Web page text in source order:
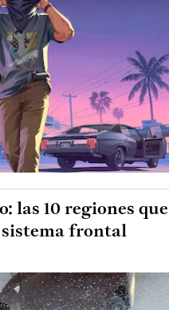
las 10 regiones que
frontal